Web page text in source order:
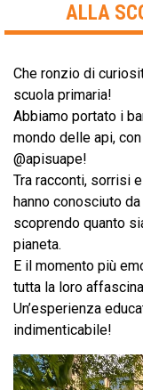
ALLA
Che ronzio di
scuola primaria!
Abbiamo portato i
mondo delle api,
@apisuape!
Tra racconti, sorrisi
hanno conosciuto
scoprendo quanto
pianeta.
E il momento più
tutta la loro
Un’esperienza
indimenticabile!